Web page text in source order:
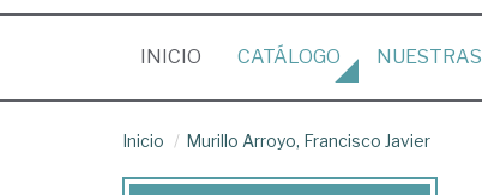
INICIO (CURRENT)
CATÁLOGO NUESTRAS
Inicio Murillo Arroyo, Francisco Javier